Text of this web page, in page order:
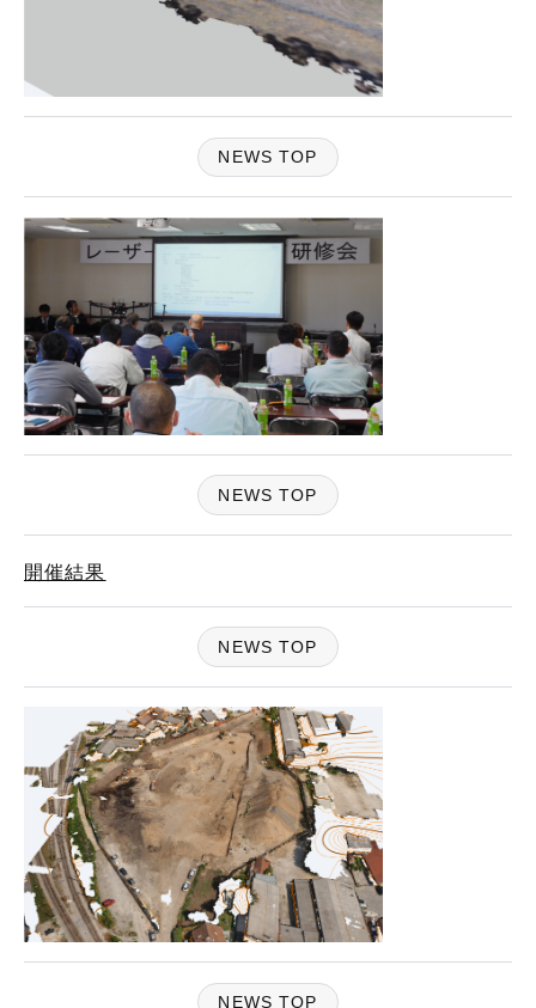
NEWS TOP
NEWS TOP
開催結果
NEWS TOP
NEWS TOP